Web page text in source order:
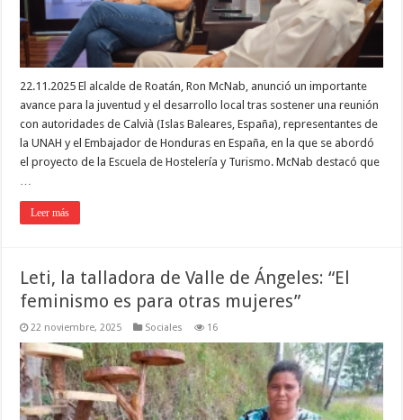
22.11.2025 El alcalde de Roatán, Ron McNab, anunció un importante
avance para la juventud y el desarrollo local tras sostener una reunión
con autoridades de Calvià (Islas Baleares, España), representantes de
la UNAH y el Embajador de Honduras en España, en la que se abordó
el proyecto de la Escuela de Hostelería y Turismo. McNab destacó que
Leer más
Leti, la talladora de Valle de Ángeles: “El
feminismo es para otras mujeres”
22 noviembre, 2025 Sociales 16